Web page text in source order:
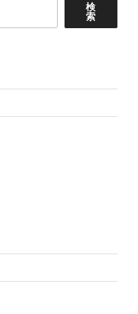
検
索